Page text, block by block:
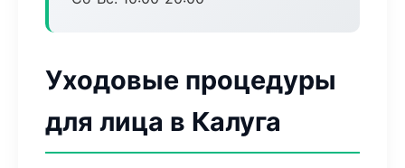
Уходовые процедуры
для лица в Калуга